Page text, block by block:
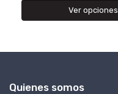
Ver opciones
Quienes somos